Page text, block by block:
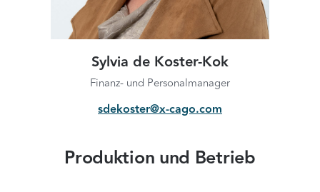
Sylvia de Koster-Kok
Finanz- und Personalmanager
sdekoster@x-cago.com
Produktion und Betrieb